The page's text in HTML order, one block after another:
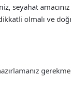
amacınız
olmalı ve